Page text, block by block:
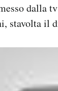
dalla
stavolta il